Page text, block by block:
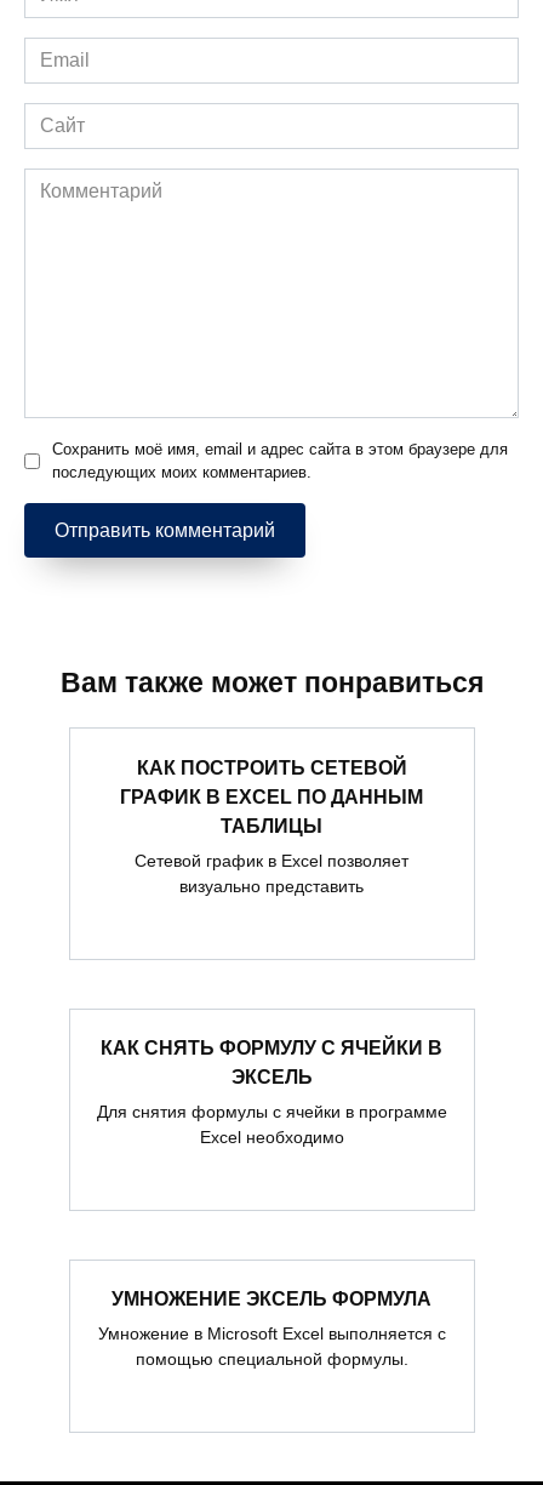
*
Email
*
Сайт
Комментарий
Сохранить моё имя, email и адрес сайта в этом браузере для
последующих моих комментариев.
Вам также может понравиться
КАК ПОСТРОИТЬ СЕТЕВОЙ
ГРАФИК В EXCEL ПО ДАННЫМ
ТАБЛИЦЫ
Сетевой график в Excel позволяет
визуально представить
КАК СНЯТЬ ФОРМУЛУ С ЯЧЕЙКИ В
ЭКСЕЛЬ
Для снятия формулы с ячейки в программе
Excel необходимо
УМНОЖЕНИЕ ЭКСЕЛЬ ФОРМУЛА
Умножение в Microsoft Excel выполняется с
помощью специальной формулы.